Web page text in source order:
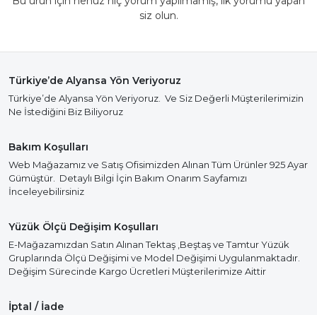
siz olun.
Türkiye’de Alyansa Yön Veriyoruz
Türkiye’de Alyansa Yön Veriyoruz. Ve Siz Değerli Müşterilerimizin
Ne İstediğini Biz Biliyoruz
Bakım Koşulları
Web Mağazamız ve Satış Ofisimizden Alınan Tüm Ürünler 925 Ayar
Gümüştür. Detaylı Bilgi İçin Bakım Onarım Sayfamızı
İnceleyebilirsiniz
Yüzük Ölçü Değişim Koşulları
E-Mağazamızdan Satın Alınan Tektaş ,Beştaş ve Tamtur Yüzük
Gruplarında Ölçü Değişimi ve Model Değişimi Uygulanmaktadır.
Değişim Sürecinde Kargo Ücretleri Müşterilerimize Aittir
İptal / İade